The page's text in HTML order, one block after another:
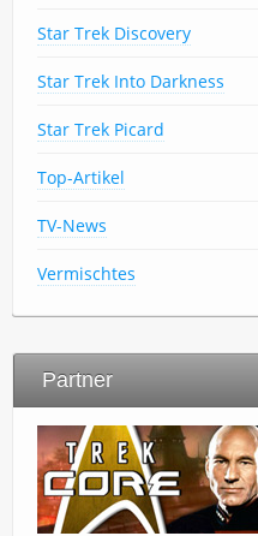
Star Trek Discovery
Star Trek Into Darkness
Star Trek Picard
Top-Artikel
TV-News
Vermischtes
Partner